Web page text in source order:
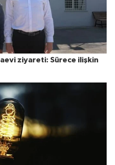
ziyareti: Sürece ilişkin